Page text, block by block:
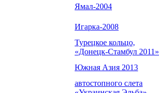
Ямал-2004
Игарка-2008
Турецкое кольцо,
«Донецк-Стамбул 2011»
Южная Азия 2013
автостопного слета